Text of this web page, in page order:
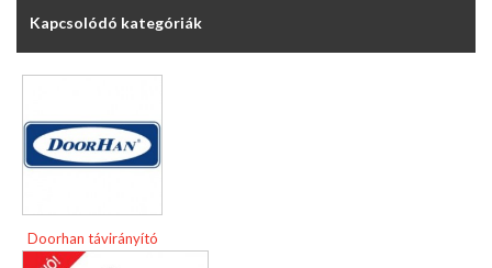
Kapcsolódó kategóriák
Doorhan távirányító